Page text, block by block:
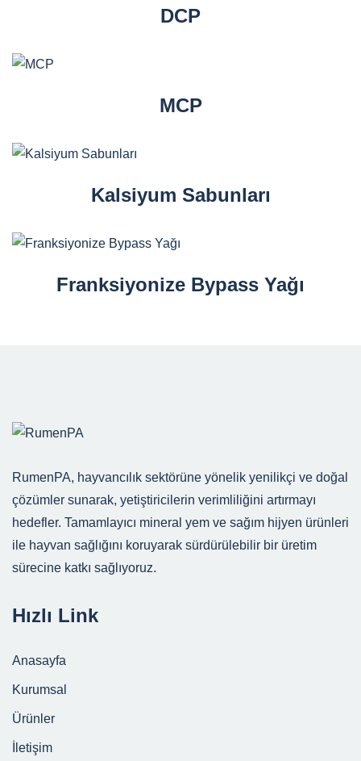
DCP
MCP
Kalsiyum Sabunları
Franksiyonize Bypass Yağı
RumenPA, hayvancılık sektörüne yönelik yenilikçi ve doğal
çözümler sunarak, yetiştiricilerin verimliliğini artırmayı
hedefler. Tamamlayıcı mineral yem ve sağım hijyen ürünleri
ile hayvan sağlığını koruyarak sürdürülebilir bir üretim
sürecine katkı sağlıyoruz.
Hızlı Link
Anasayfa
Kurumsal
Ürünler
İletişim